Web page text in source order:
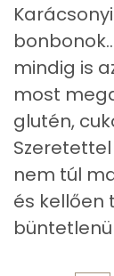
Zsír
mindig is
most
glutén,
nem túl
és kellően